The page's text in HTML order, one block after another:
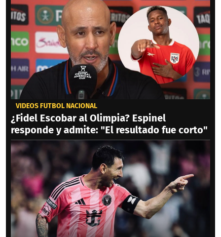
VIDEOS FÚTBOL NACIONAL
¿Fidel Escobar al Olimpia? Espinel
responde y admite: "El resultado fue corto"